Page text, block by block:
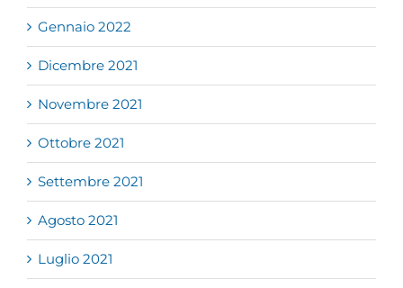
Gennaio 2022
Dicembre 2021
Novembre 2021
Ottobre 2021
Settembre 2021
Agosto 2021
Luglio 2021